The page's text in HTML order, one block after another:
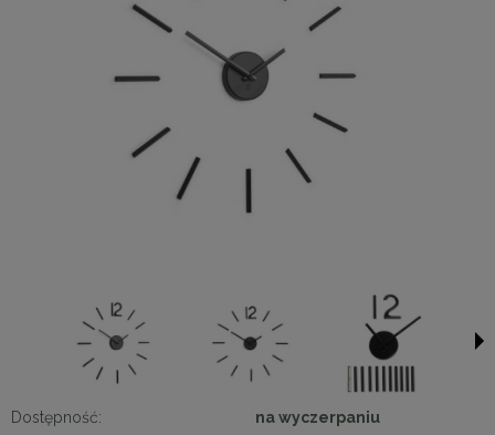
Dostępność:
na wyczerpaniu